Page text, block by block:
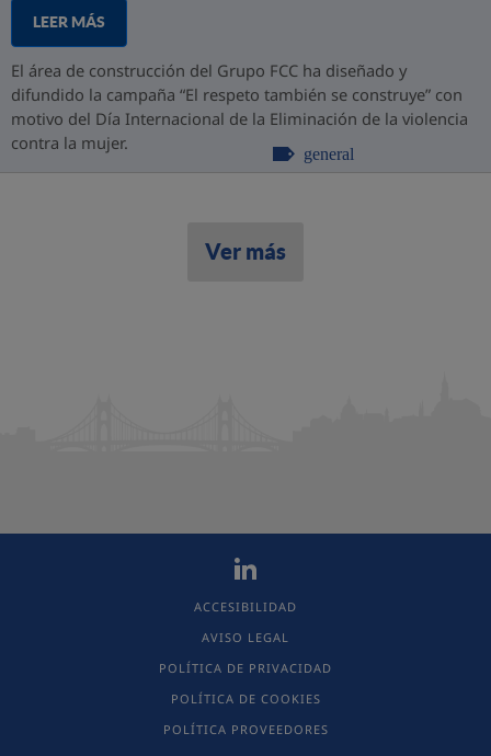
LEER MÁS
El área de construcción del Grupo FCC ha diseñado y
difundido la campaña “El respeto también se construye” con
motivo del Día Internacional de la Eliminación de la violencia
contra la mujer.
general
Ver más
ACCESIBILIDAD
AVISO LEGAL
POLÍTICA DE PRIVACIDAD
POLÍTICA DE COOKIES
POLÍTICA PROVEEDORES